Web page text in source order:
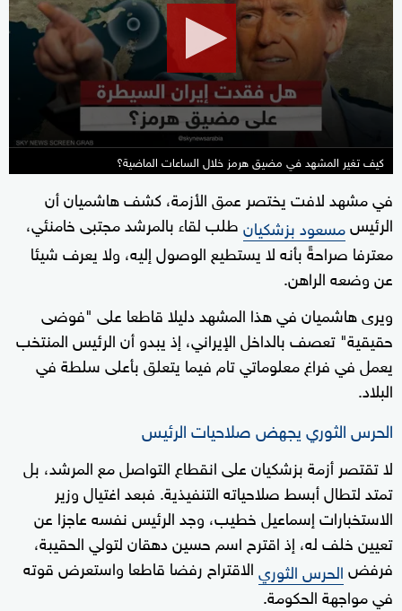
28
minutes,
seconds
كيف تغير المشهد في مضيق هرمز خلال الساعات الماضية؟
في مشهد لافت يختصر عمق الأزمة، كشف هاشميان أن
الرئيسمسعود بزشكيانطلب لقاء بالمرشد مجتبى خامنئي،
معترفا صراحةً بأنه لا يستطيع الوصول إليه، ولا يعرف شيئا
عن وضعه الراهن.
ويرى هاشميان في هذا المشهد دليلا قاطعا على "فوضى
حقيقية" تعصف بالداخل الإيراني، إذ يبدو أن الرئيس المنتخب
يعمل في فراغ معلوماتي تام فيما يتعلق بأعلى سلطة في
البلاد.
الحرس الثوري يجهض صلاحيات الرئيس
لا تقتصر أزمة بزشكيان على انقطاع التواصل مع المرشد، بل
تمتد لتطال أبسط صلاحياته التنفيذية. فبعد اغتيال وزير
الاستخبارات إسماعيل خطيب، وجد الرئيس نفسه عاجزا عن
تعيين خلف له، إذ اقترح اسم حسين دهقان لتولي الحقيبة،
فرفضالحرس الثوريالاقتراح رفضا قاطعا واستعرض قوته
في مواجهة الحكومة.